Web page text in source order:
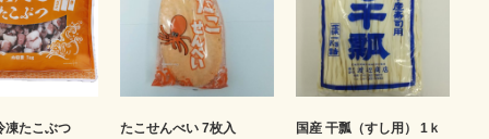
たこぶつ
たこせんべい 7枚入
国産 干瓢（すし用） 1ｋ